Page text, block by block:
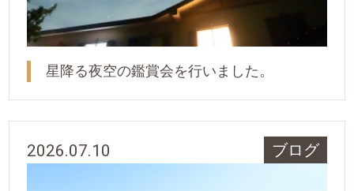
星降る夜空の鑑賞会を行いました。
2026.07.10 ブログ